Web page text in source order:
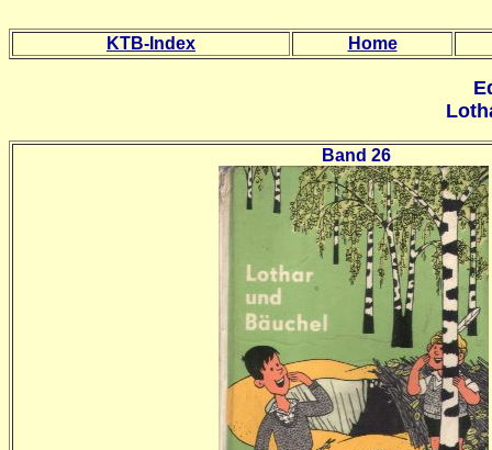
KTB-Index Home
Band 26